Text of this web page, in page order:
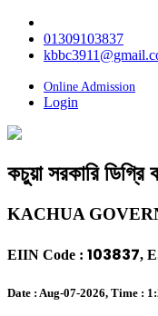
01309103837
Online Admission
Login
কচুয়া সরকারি ডিগ্রি
KACHUA
EIIN Code : 103837,
Date : Aug-07-2026, Time :